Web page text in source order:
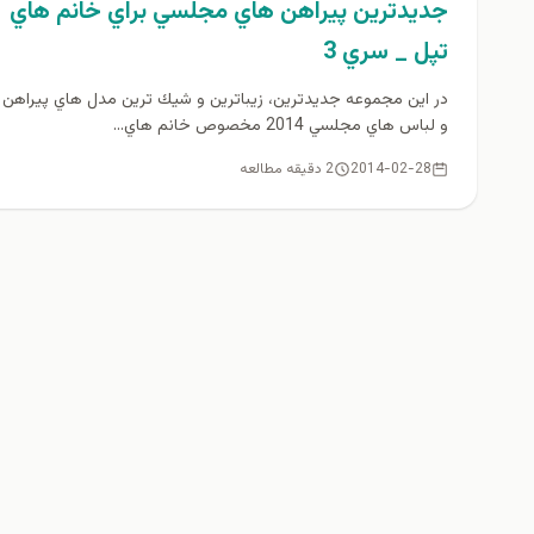
جديدترين پيراهن هاي مجلسي براي خانم هاي
تپل _ سري 3
در اين مجموعه جديدترين، زيباترين و شيك ترين مدل هاي
و لباس هاي مجلسي 2014 مخصوص خانم هاي...
2014-02-28 2 دقیقه مطالعه